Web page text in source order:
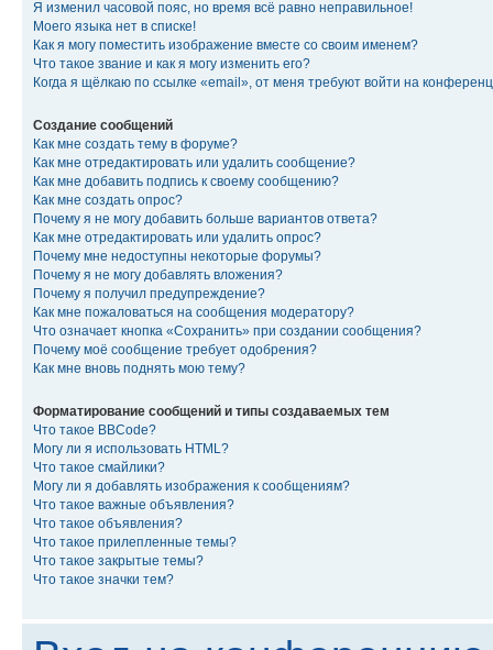
Я изменил часовой пояс, но время всё равно неправильное!
Моего языка нет в списке!
Как я могу поместить изображение вместе со своим именем?
Что такое звание и как я могу изменить его?
Когда я щёлкаю по ссылке «email», от меня требуют войти на
Создание сообщений
Как мне создать тему в форуме?
Как мне отредактировать или удалить сообщение?
Как мне добавить подпись к своему сообщению?
Как мне создать опрос?
Почему я не могу добавить больше вариантов ответа?
Как мне отредактировать или удалить опрос?
Почему мне недоступны некоторые форумы?
Почему я не могу добавлять вложения?
Почему я получил предупреждение?
Как мне пожаловаться на сообщения модератору?
Что означает кнопка «Сохранить» при создании сообщения?
Почему моё сообщение требует одобрения?
Как мне вновь поднять мою тему?
Форматирование сообщений и типы создаваемых тем
Что такое BBCode?
Могу ли я использовать HTML?
Что такое смайлики?
Могу ли я добавлять изображения к сообщениям?
Что такое важные объявления?
Что такое объявления?
Что такое прилепленные темы?
Что такое закрытые темы?
Что такое значки тем?